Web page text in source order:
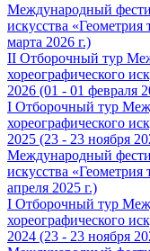
Международный
искусства
марта 2026 г.)
II Отборочный тур
хореографического
2026 (01 - 01 февраля
I Отборочный тур
хореографического
2025 (23 - 23 ноября
Международный
искусства
апреля 2025 г.)
I Отборочный тур
хореографического
2024 (23 - 23 ноября